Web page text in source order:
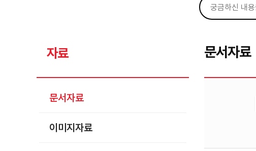
자료
문서자료
이미지자료
문서자료
Sketchbook5, 스케치북5